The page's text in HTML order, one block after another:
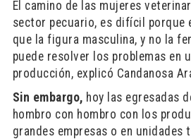
El camino de las mujeres
sector pecuario, es difícil porque
que la figura masculina, y no la
puede resolver los problemas en
producción, explicó Candanosa
Sin embargo, hoy las egresadas
hombro con hombro con los
grandes empresas o en unidades